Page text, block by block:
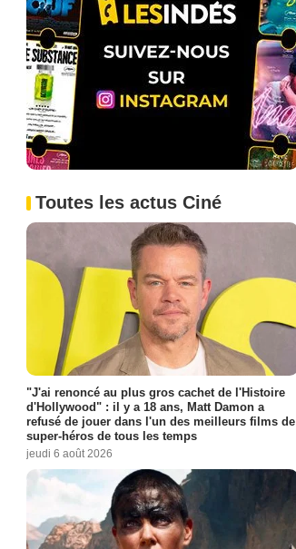
Toutes les actus Ciné
"J'ai renoncé au plus gros cachet de l'Histoire
d'Hollywood" : il y a 18 ans, Matt Damon a
refusé de jouer dans l'un des meilleurs films de
super-héros de tous les temps
jeudi 6 août 2026